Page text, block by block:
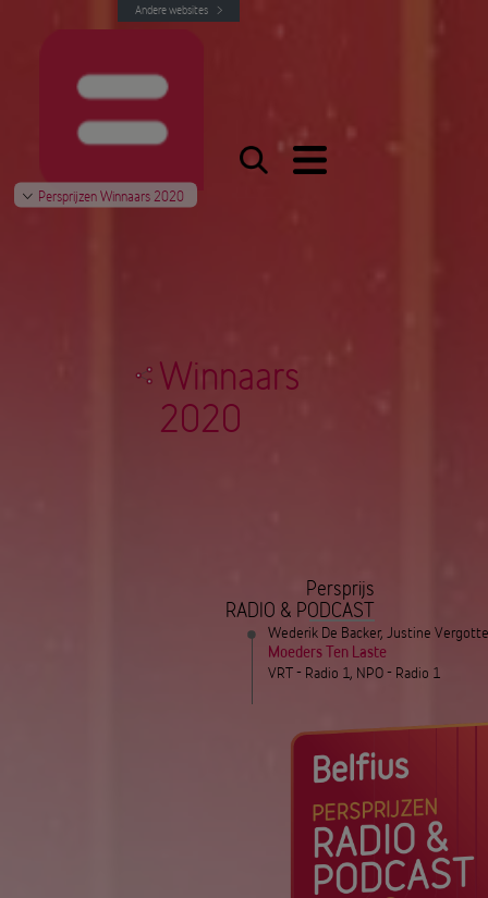
Andere websites
Persprijzen Winnaars 2020
Winnaars
2020
Persprijs
RADIO & PODCAST
Wederik De Backer, Justine Vergotte
Moeders Ten Laste
VRT - Radio 1, NPO - Radio 1